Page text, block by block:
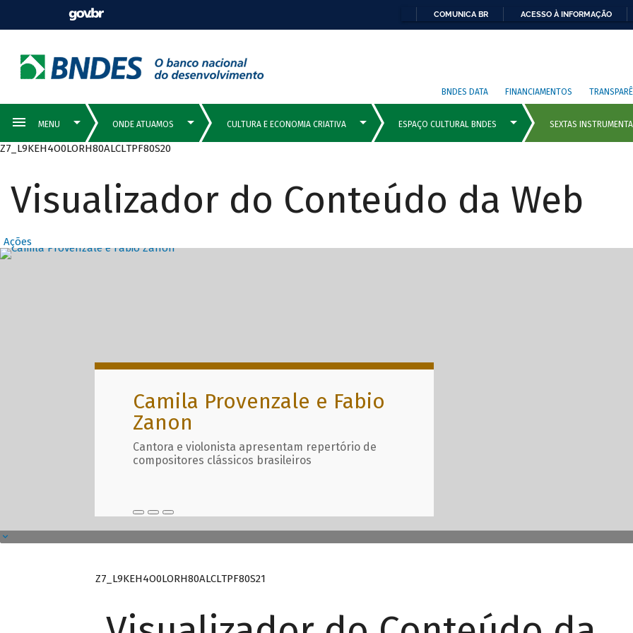
COMUNICA BR ACESSO À INFORMAÇÃO
BNDES DATA FINANCIAMENTOS
Z7_L9KEH4O0LORH80ALCLTPF80S20
Visualizador do Conteúdo da Web
Ações
Destaques Principais com
Camila Provenzale e Fabio
Zanon
Cantora e violonista apresentam repertório de
compositores clássicos brasileiros
Z7_L9KEH4O0LORH80ALCLTPF80S21